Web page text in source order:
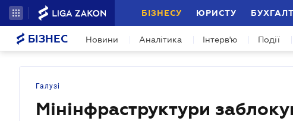
БІЗНЕСУ ЮРИСТУ
БІЗНЕС Новини Аналітика Інтерв'ю Події
Галузі
Мінінфраструктури